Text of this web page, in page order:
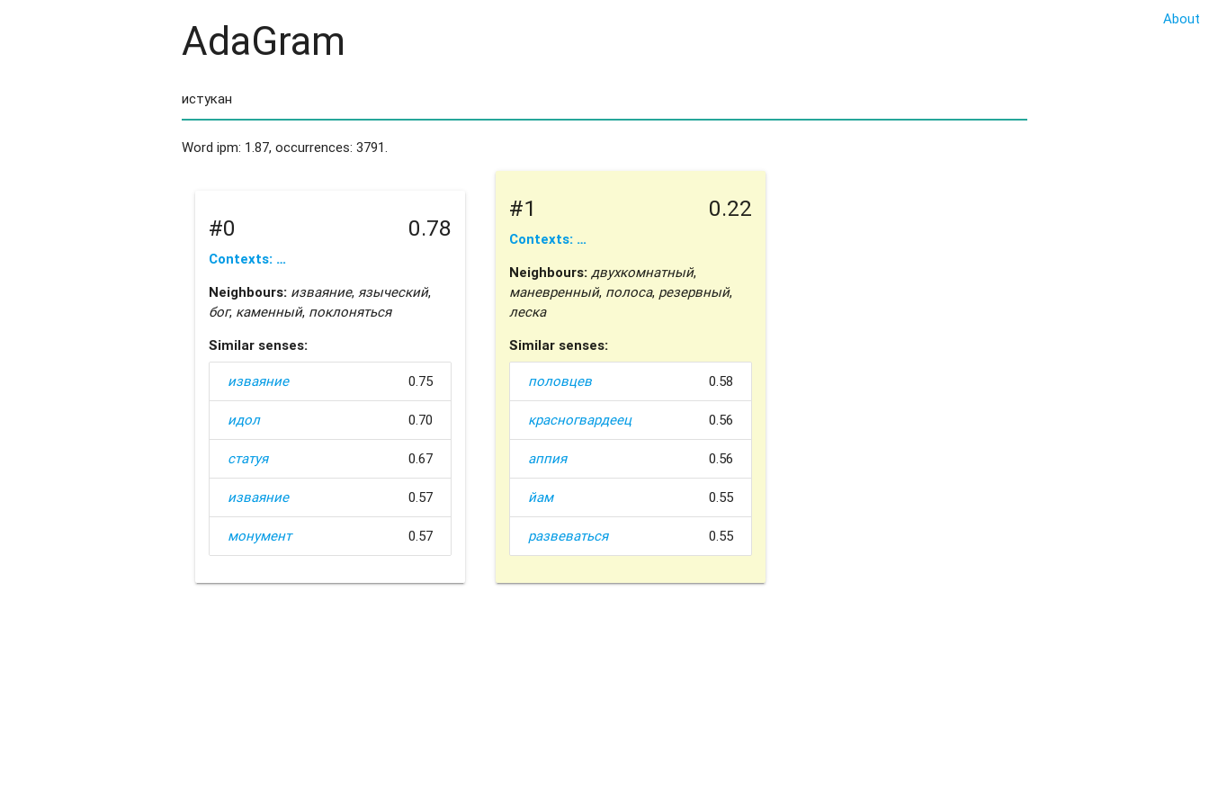
About
AdaGram
Word ipm: 1.87, occurrences: 3791.
#0 0.78
Contexts: …
Neighbours: изваяние, языческий,
бог, каменный, поклоняться
Similar senses:
изваяние 0.75
идол 0.70
статуя 0.67
изваяние 0.57
монумент 0.57
#1 0.22
Contexts: …
Neighbours: двухкомнатный,
маневренный, полоса, резервный,
леска
Similar senses:
половцев 0.58
красногвардеец 0.56
аппия 0.56
йам 0.55
развеваться 0.55